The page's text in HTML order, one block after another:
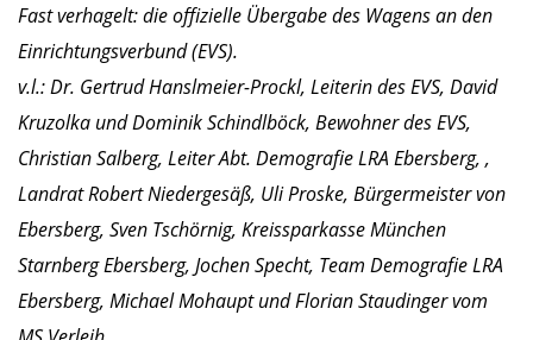
Fast verhagelt: die offizielle Übergabe des Wagens an den
Einrichtungsverbund (EVS).
v.l.: Dr. Gertrud Hanslmeier-Prockl, Leiterin des EVS, David
Kruzolka und Dominik Schindlböck, Bewohner des EVS,
Christian Salberg, Leiter Abt. Demografie LRA Ebersberg, ,
Landrat Robert Niedergesäß, Uli Proske, Bürgermeister von
Ebersberg, Sven Tschörnig, Kreissparkasse München
Starnberg Ebersberg, Jochen Specht, Team Demografie LRA
Ebersberg, Michael Mohaupt und Florian Staudinger vom